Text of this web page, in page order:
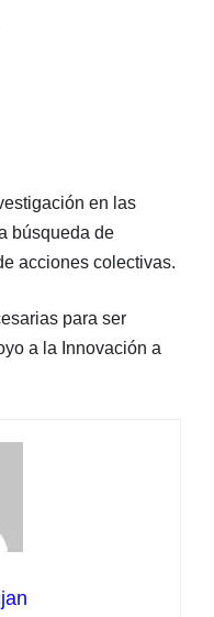
en las
búsqueda de
acciones colectivas.
para ser
a la Innovación a